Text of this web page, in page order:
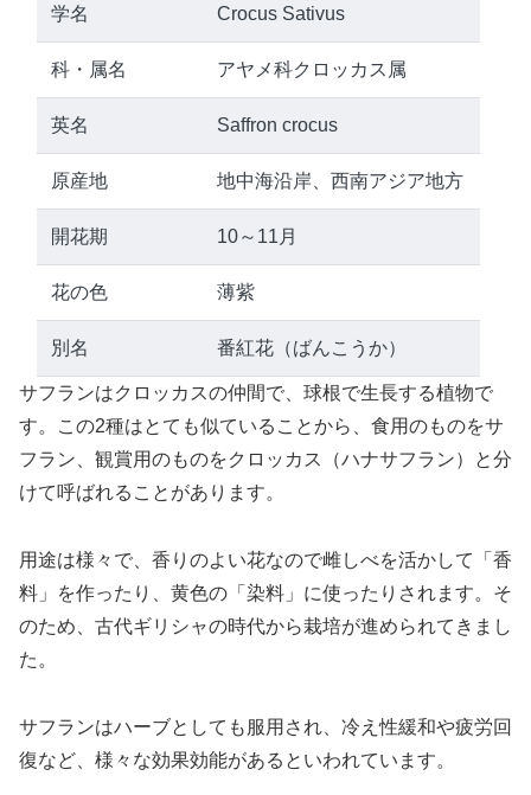
学名 Crocus Sativus
科・属名 アヤメ科クロッカス属
英名 Saffron crocus
原産地 地中海沿岸、西南アジア地方
開花期 10～11月
花の色 薄紫
別名 番紅花（ばんこうか）
サフランはクロッカスの仲間で、球根で生長する植物で
す。この2種はとても似ていることから、食用のものをサ
フラン、観賞用のものをクロッカス（ハナサフラン）と分
けて呼ばれることがあります。
用途は様々で、香りのよい花なので雌しべを活かして「香
料」を作ったり、黄色の「染料」に使ったりされます。そ
のため、古代ギリシャの時代から栽培が進められてきまし
た。
サフランはハーブとしても服用され、冷え性緩和や疲労回
復など、様々な効果効能があるといわれています。